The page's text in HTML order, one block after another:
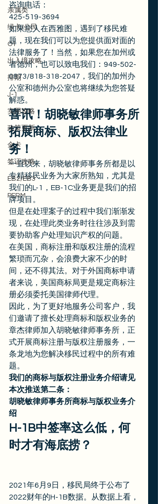
亲属类
绿卡/公民
O1
出入境攻略
排期
J-1
实用攻略
政策更新
金卡
签证攻略
EB2/EB3
PERM
咨询电话：
425-519-3694
如果您人在西雅图，遇到了移民难
题，现在我们可以为您提供面对面的
法律服务了！当然，如果您在加州或
者德州，也可以致电我们：949-502-
0873/818-318-2047，我们的加州办
公室和德州办公室也将继续为您答疑
解惑。
喜讯！胡晓敏律师事务所
拓展商标、版权法律业
务！
一直以来，胡晓敏律师事务所都是以
专精移民业务为大家所熟知，尤其是
我们的L-1，EB-1C业务更是我们的招
牌项目。
但是在处理案子的过程中我们渐渐发
现，在处理此类业务时往往涉及到需
要协助客户处理知识产权的问题。
在美国，商标注册和版权注册的流程
繁琐而冗杂，会浪费大家不少的时
间，还不得其法。对于外国商标申请
者来说，美国商标局更是规定商标注
册必须委托美国律师代理。
因此，为了更好地服务公司客户，我
们邀请了擅长处理商标和版权业务的
章杰律师加入胡晓敏律师事务所，正
式开展商标注册与版权注册服务，一
条龙地为您解决移民过程中的所有难
题。
我们的商标与版权注册业务介绍请见
本次推送第二条：
胡晓敏律师事务所商标与版权业务介
绍
H-1B中签率这么低，何
时才有海底捞？
2021年6月9日，移民局终于公布了
2022财年的H-1B数据。从数据上看，